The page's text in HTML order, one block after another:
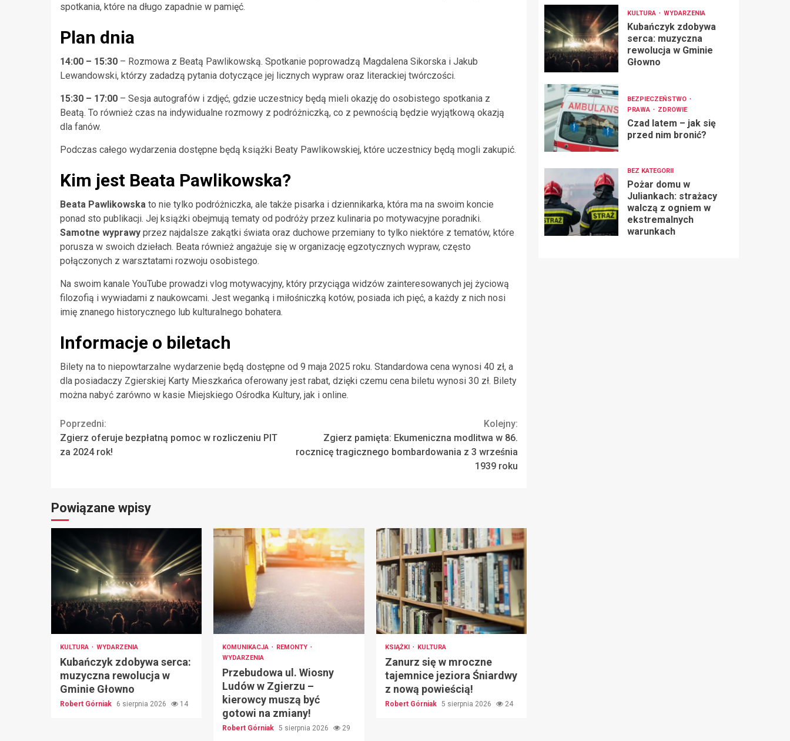
spotkania, które na długo zapadnie w pamięć.
Plan dnia
14:00 – 15:30 – Rozmowa z Beatą Pawlikowską. Spotkanie poprowadzą Magdalena Sikorska i Jakub
Lewandowski, którzy zadadzą pytania dotyczące jej licznych wypraw oraz literackiej twórczości.
15:30 – 17:00 – Sesja autografów i zdjęć, gdzie uczestnicy będą mieli okazję do osobistego spotkania z
Beatą. To również czas na indywidualne rozmowy z podróżniczką, co z pewnością będzie wyjątkową okazją
dla fanów.
Podczas całego wydarzenia dostępne będą książki Beaty Pawlikowskiej, które uczestnicy będą mogli zakupić.
Kim jest Beata Pawlikowska?
Beata Pawlikowska to nie tylko podróżniczka, ale także pisarka i dziennikarka, która ma na swoim koncie
ponad sto publikacji. Jej książki obejmują tematy od podróży przez kulinaria po motywacyjne poradniki.
Samotne wyprawy przez najdalsze zakątki świata oraz duchowe przemiany to tylko niektóre z tematów, które
porusza w swoich dziełach. Beata również angażuje się w organizację egzotycznych wypraw, często
połączonych z warsztatami rozwoju osobistego.
Na swoim kanale YouTube prowadzi vlog motywacyjny, który przyciąga widzów zainteresowanych jej życiową
filozofią i wywiadami z naukowcami. Jest weganką i miłośniczką kotów, posiada ich pięć, a każdy z nich nosi
imię znanego historycznego lub kulturalnego bohatera.
Informacje o biletach
Bilety na to niepowtarzalne wydarzenie będą dostępne od 9 maja 2025 roku. Standardowa cena wynosi 40 zł, a
dla posiadaczy Zgierskiej Karty Mieszkańca oferowany jest rabat, dzięki czemu cena biletu wynosi 30 zł. Bilety
można nabyć zarówno w kasie Miejskiego Ośrodka Kultury, jak i online.
Continue
Reading
Poprzedni:
Zgierz oferuje bezpłatną pomoc w rozliczeniu PIT
za 2024 rok!
Kolejny:
Zgierz pamięta: Ekumeniczna modlitwa w 86.
rocznicę tragicznego bombardowania z 3 września
1939 roku
Powiązane wpisy
KULTURA WYDARZENIA
Kubańczyk zdobywa serca:
muzyczna rewolucja w
Gminie Głowno
Robert Górniak 6 sierpnia 2026 14
KOMUNIKACJA
REMONTY
WYDARZENIA
Przebudowa ul. Wiosny
Ludów w Zgierzu –
kierowcy muszą być
gotowi na zmiany!
Robert Górniak 5 sierpnia 2026 29
KSIĄŻKI KULTURA
Zanurz się w mroczne
tajemnice jeziora Śniardwy
z nową powieścią!
Robert Górniak 5 sierpnia 2026 24
KULTURA WYDARZENIA
Kubańczyk zdobywa
serca: muzyczna
rewolucja w Gminie
Głowno
BEZPIECZEŃSTWO
PRAWA
ZDROWIE
Czad latem – jak się
przed nim bronić?
BEZ KATEGORII
Pożar domu w
Juliankach: strażacy
walczą z ogniem w
ekstremalnych
warunkach